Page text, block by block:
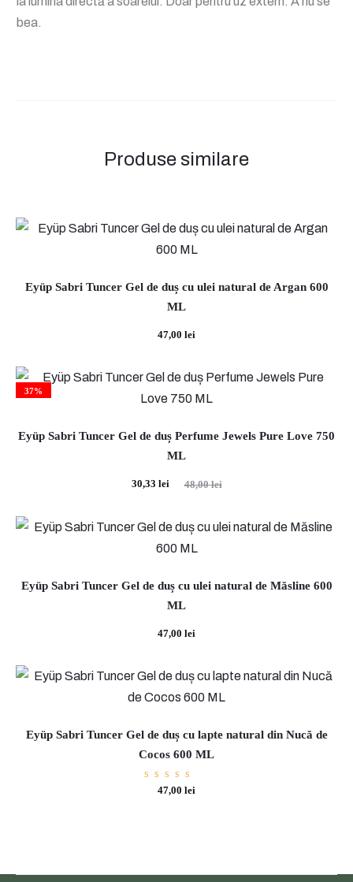
bea.
Produse similare
Eyüp Sabri Tuncer Gel de duș cu ulei natural de Argan 600
ML
47,00 lei
37%
Eyüp Sabri Tuncer Gel de duș Perfume Jewels Pure Love 750
ML
48,00lei
Prețul
a
fost:
30,33 lei
Prețul
este:
Eyüp Sabri Tuncer Gel de duș cu ulei natural de Măsline 600
ML
47,00 lei
Eyüp Sabri Tuncer Gel de duș cu lapte natural din Nucă de
Cocos 600 ML
Evaluat
la
47,00 lei